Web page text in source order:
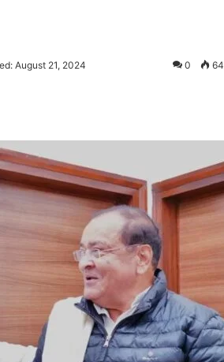
August 21, 2024 0 64